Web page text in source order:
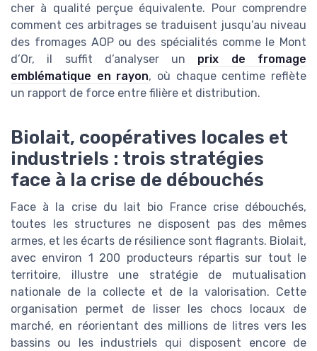
cher à qualité perçue équivalente. Pour comprendre
comment ces arbitrages se traduisent jusqu’au niveau
des fromages AOP ou des spécialités comme le Mont
d’Or, il suffit d’analyser un prix de fromage
emblématique en rayon, où chaque centime reflète
un rapport de force entre filière et distribution.
Biolait, coopératives locales et
industriels : trois stratégies
face à la crise de débouchés
Face à la crise du lait bio France crise débouchés,
toutes les structures ne disposent pas des mêmes
armes, et les écarts de résilience sont flagrants. Biolait,
avec environ 1 200 producteurs répartis sur tout le
territoire, illustre une stratégie de mutualisation
nationale de la collecte et de la valorisation. Cette
organisation permet de lisser les chocs locaux de
marché, en réorientant des millions de litres vers les
bassins ou les industriels qui disposent encore de